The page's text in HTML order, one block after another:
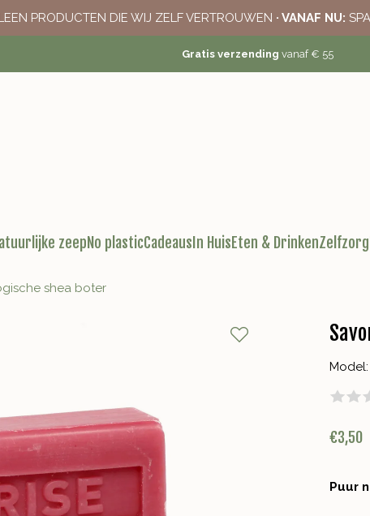
PRODUCTEN DIE WIJ ZELF VERTROUWEN · VANAF NU:
Gratis verzending vanaf € 55
zeepNo plasticCadeaus In HuisEten & DrinkenZelfzorg
shea boter
€3,50
Puur